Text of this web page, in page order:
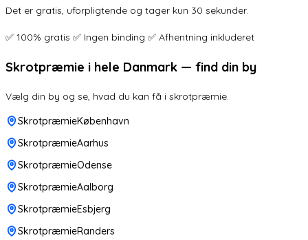
Det er gratis, uforpligtende og tager kun 30 sekunder.
✅ 100% gratis ✅ Ingen binding ✅ Afhentning inkluderet
Skrotpræmie i hele Danmark — find din by
Vælg din by og se, hvad du kan få i skrotpræmie.
SkrotpræmieKøbenhavn
SkrotpræmieAarhus
SkrotpræmieOdense
SkrotpræmieAalborg
SkrotpræmieEsbjerg
SkrotpræmieRanders